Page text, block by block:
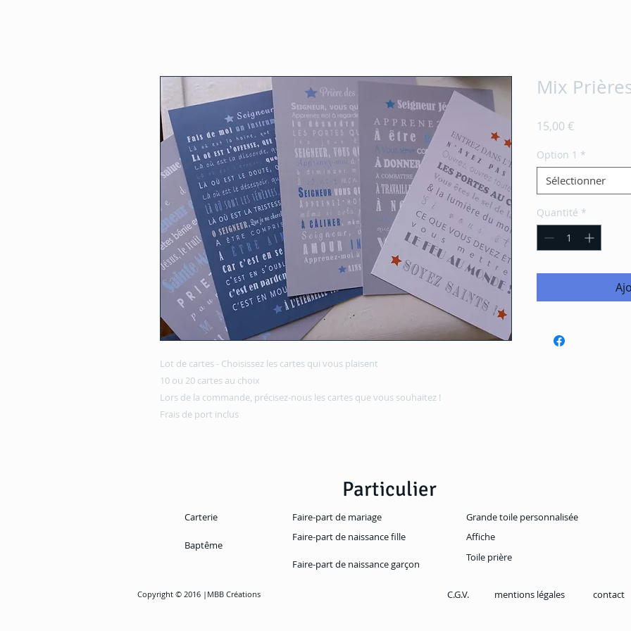
Lot de cartes - Choisissez les cartes qui vous plaisent
10 ou 20 cartes au choix
Lors de la commande, précisez-nous les cartes que vous souhaitez !
Frais de port inclus
Mix
15,00 €Prix
Option 1 *
Sélectionner
Quantité *
Particulier
Carterie
Baptême
Faire-part de naissance fille
Faire-part de mariage
Faire-part de naissance garçon
Grande toile personnalisée
Affiche
Toile prière
Copyright © 2016 |MBB Créations mentions légales
C.G.V. contact